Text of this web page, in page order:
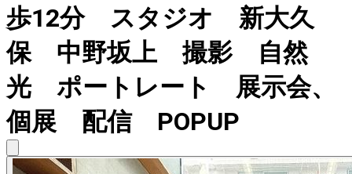
歩12分 スタジオ 新大久
保 中野坂上 撮影 自然
光 ポートレート 展示会、
個展 配信 POPUP